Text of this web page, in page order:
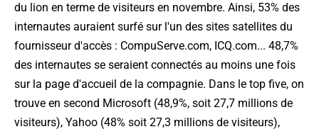
du lion en terme de visiteurs en novembre. Ainsi, 53% des
internautes auraient surfé sur l'un des sites satellites du
fournisseur d'accès : CompuServe.com, ICQ.com... 48,7%
des internautes se seraient connectés au moins une fois
sur la page d'accueil de la compagnie. Dans le top five, on
trouve en second Microsoft (48,9%, soit 27,7 millions de
visiteurs), Yahoo (48% soit 27,3 millions de visiteurs),